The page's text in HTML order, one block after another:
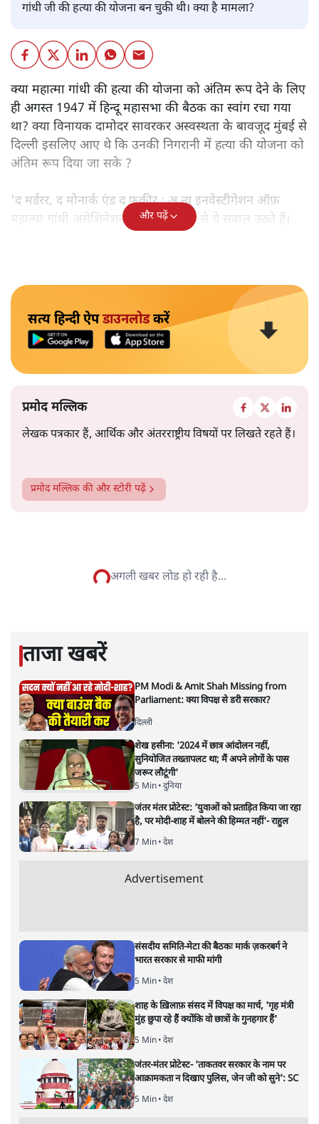
गांधी जी की हत्या की योजना बन चुकी थी। क्या है मामला?
क्या महात्मा गांधी की हत्या की योजना को अंतिम रूप देने के लिए
ही अगस्त 1947 में हिन्दू महासभा की बैठक का स्वांग रचा गया
था? क्या विनायक दामोदर सावरकर अस्वस्थता के बावजूद मुंबई से
दिल्ली इसलिए आए थे कि उनकी निगरानी में हत्या की योजना को
अंतिम रूप दिया जा सके ?
'द मर्डरर, द मोनार्क एंड द फ़कीर : अ न्यू इनवेस्टीगेशन ऑफ़
महात्मा गांधी असेशिनेशन' नामक किताब से ये सवाल उठते हैं।
और पढ़ें
सत्य हिन्दी ऐपडाउनलोडकरें
प्रमोद मल्लिक
लेखक पत्रकार हैं, आर्थिक और अंतरराष्ट्रीय विषयों पर लिखते रहते हैं।
प्रमोद मल्लिक की और स्टोरी पढ़ें
अगली खबर लोड हो रही है...
ताजा खबरें
PM Modi & Amit Shah Missing from
Parliament: क्या विपक्ष से डरी सरकार?
दिल्ली
शेख हसीना: '2024 में छात्र आंदोलन नहीं,
सुनियोजित तख्तापलट था; मैं अपने लोगों के पास
जरूर लौटूंगी'
5 Min• दुनिया
जंतर मंतर प्रोटेस्ट: 'युवाओं को प्रताड़ित किया जा रहा
है, पर मोदी-शाह में बोलने की हिम्मत नहीं'- राहुल
7 Min• देश
Advertisement
संसदीय समिति-मेटा की बैठकः मार्क ज़करबर्ग ने
भारत सरकार से माफी मांगी
5 Min• देश
शाह के ख़िलाफ़ संसद में विपक्ष का मार्च, 'गृह मंत्री
मुंह छुपा रहे हैं क्योंकि वो छात्रों के गुनहगार हैं'
5 Min• देश
जंतर-मंतर प्रोटेस्ट- 'ताकतवर सरकार के नाम पर
आक्रामकता न दिखाए पुलिस, जेन जी को सुने': SC
5 Min• देश